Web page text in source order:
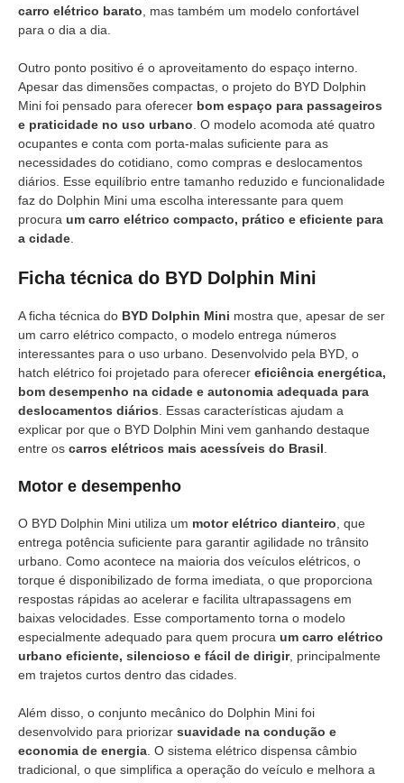
carro elétrico barato , mas também um modelo confortável
para o dia a dia.
Outro ponto positivo é o aproveitamento do espaço interno.
Apesar das dimensões compactas, o projeto do BYD Dolphin
Mini foi pensado para oferecer bom espaço para passageiros
e praticidade no uso urbano . O modelo acomoda até quatro
ocupantes e conta com porta-malas suficiente para as
necessidades do cotidiano, como compras e deslocamentos
diários. Esse equilíbrio entre tamanho reduzido e funcionalidade
faz do Dolphin Mini uma escolha interessante para quem
procura um carro elétrico compacto, prático e eficiente para
a cidade
Ficha técnica do BYD Dolphin Mini
A ficha técnica do BYD Dolphin Mini mostra que, apesar de ser
um carro elétrico compacto, o modelo entrega números
interessantes para o uso urbano. Desenvolvido pela BYD, o
hatch elétrico foi projetado para oferecer eficiência energética,
bom desempenho na cidade e autonomia adequada para
deslocamentos diários . Essas características ajudam a
explicar por que o BYD Dolphin Mini vem ganhando destaque
entre os carros elétricos mais acessíveis do Brasil
Motor e desempenho
O BYD Dolphin Mini utiliza um motor elétrico dianteiro , que
entrega potência suficiente para garantir agilidade no trânsito
urbano. Como acontece na maioria dos veículos elétricos, o
torque é disponibilizado de forma imediata, o que proporciona
respostas rápidas ao acelerar e facilita ultrapassagens em
baixas velocidades. Esse comportamento torna o modelo
especialmente adequado para quem procura um carro elétrico
urbano eficiente, silencioso e fácil de dirigir, principalmente
em trajetos curtos dentro das cidades.
Além disso, o conjunto mecânico do Dolphin Mini foi
desenvolvido para priorizar suavidade na condução e
economia de energia . O sistema elétrico dispensa câmbio
tradicional, o que simplifica a operação do veículo e melhora a